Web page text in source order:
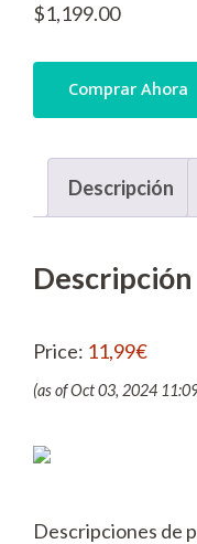
$1,199.00
Comprar Ahora
Descripción
Descripción
Price: 11,99€
(as of Oct 03, 2024
Descripciones de